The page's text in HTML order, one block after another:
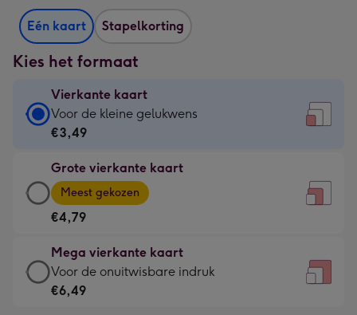
Eén kaart Stapelkorting
Kies het formaat
Vierkante kaart
Vierkante
kaart
€3,49
-
Voor
kleine
gelukwens
-
Voor de kleine gelukwens
€3,49
Grote vierkante kaart
Grote
vierkante
kaart
-
€4,79
-
Meest
Meest gekozen
€4,79
Mega vierkante kaart
Mega
vierkante
Voor de onuitwisbare indruk
€6,49